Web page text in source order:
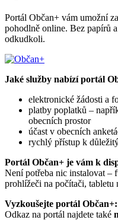
Portál Občan+ vám umožní
pohodlně online. Bez papírů
odkudkoli.
Jaké služby nabízí portál
elektronické žádosti a
platby poplatků –
obecních prostor
účast v obecních
rychlý přístup k
Portál Občan+ je vám k
Není potřeba nic instalovat –
prohlížeči na počítači, tabletu
Vyzkoušejte portál Občan+:
Odkaz na portál najdete také